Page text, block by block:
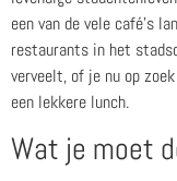
een van de vele café’s
restaurants in het
verveelt, of je nu op
een lekkere lunch.
Wat je moet